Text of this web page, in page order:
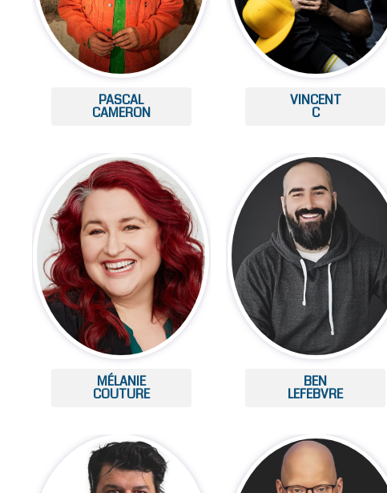
PASCAL
CAMERON
VINCENT
C
MÉLANIE
COUTURE
BEN
LEFEBVRE